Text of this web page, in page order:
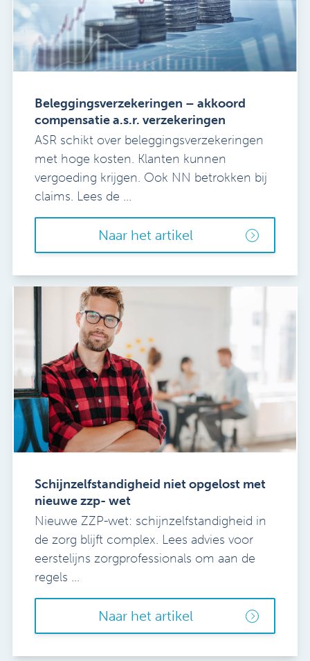
Beleggingsverzekeringen – akkoord
compensatie a.s.r. verzekeringen
ASR schikt over beleggingsverzekeringen
met hoge kosten. Klanten kunnen
vergoeding krijgen. Ook NN betrokken bij
claims. Lees de ...
Naar het artikel
Schijnzelfstandigheid niet opgelost met
nieuwe zzp- wet
Nieuwe ZZP-wet: schijnzelfstandigheid in
de zorg blijft complex. Lees advies voor
eerstelijns zorgprofessionals om aan de
regels ...
Naar het artikel